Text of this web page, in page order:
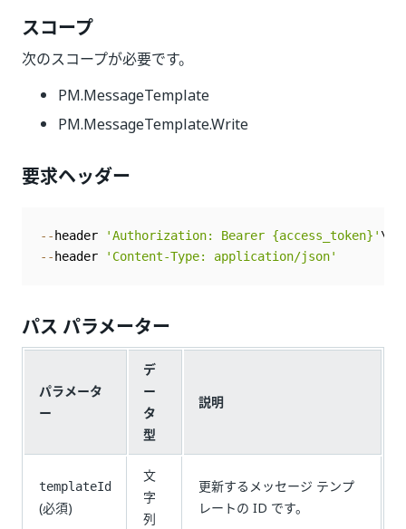
スコープ
次のスコープが必要です。
PM.MessageTemplate
PM.MessageTemplate.Write
要求ヘッダー
-- header 'Authorization: Bearer {access_token}'
-- header 'Content-Type: application/json'
パス パラメーター
パラメータ
ー
デ
ー
タ
型
説明
templateId
(必須)
文
字
列
更新するメッセージ テンプ
レートの ID です。